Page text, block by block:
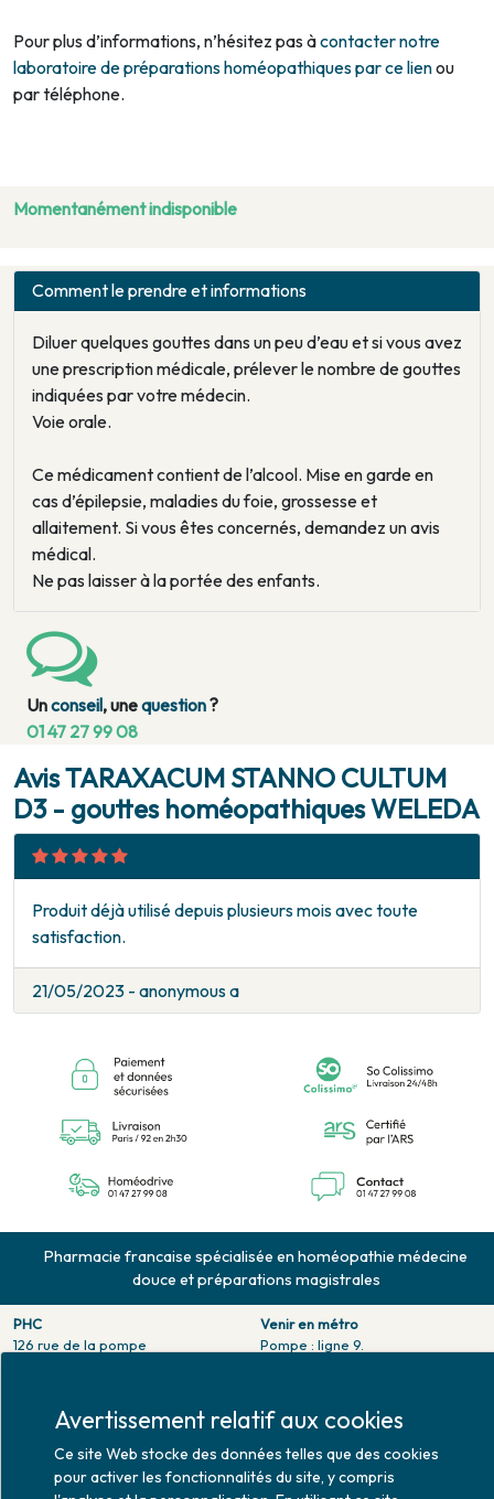
Pour plus d’informations, n’hésitez pas àcontacter notre
laboratoire de préparations homéopathiques par ce lienou
par téléphone.
Momentanément indisponible
Comment le prendre et informations
Diluer quelques gouttes dans un peu d’eau et si vous avez
une prescription médicale, prélever le nombre de gouttes
indiquées par votre médecin.
Voie orale.
Ce médicament contient de l’alcool. Mise en garde en
cas d’épilepsie, maladies du foie, grossesse et
allaitement. Si vous êtes concernés, demandez un avis
médical.
Ne pas laisser à la portée des enfants.
Unconseil, unequestion?
01 47 27 99 08
Avis TARAXACUM STANNO CULTUM
D3 - gouttes homéopathiques WELEDA
Produit déjà utilisé depuis plusieurs mois avec toute
satisfaction.
21/05/2023 - anonymous a
Pharmacie francaise spécialisée en homéopathie médecine
douce et préparations magistrales
PHC
126 rue de la pompe
Fax. 01 47 55 03 61
Horaires d'ouverture
Lundi : 10h30 - 20h00
Mardi au vendredi : 9h00 -
Venir en métro
Pompe : ligne 9.
Venir en bus
Jean Monet : ligne 52.
Avertissement relatif aux cookies
Ce site Web stocke des données telles que des cookies
pour activer les fonctionnalités du site, y compris